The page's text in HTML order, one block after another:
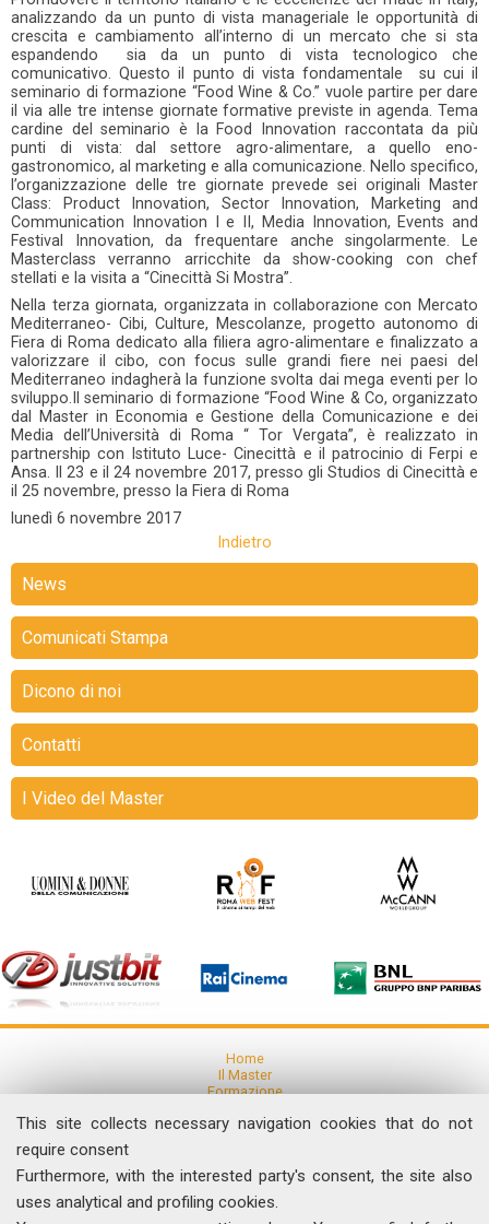
This site collects necessary navigation cookies that do not
require consent
Furthermore, with the interested party's consent, the site also
uses analytical and profiling cookies.
analizzando da un punto di vista manageriale le opportunità di
crescita e cambiamento all’interno di un mercato che si sta
espandendo sia da un punto di vista tecnologico che
comunicativo. Questo il punto di vista fondamentale su cui il
seminario di formazione “Food Wine & Co.” vuole partire per dare
il via alle tre intense giornate formative previste in agenda. Tema
cardine del seminario è la Food Innovation raccontata da più
punti di vista: dal settore agro-alimentare, a quello eno-
gastronomico, al marketing e alla comunicazione. Nello specifico,
l’organizzazione delle tre giornate prevede sei originali Master
Class: Product Innovation, Sector Innovation, Marketing and
Communication Innovation I e II, Media Innovation, Events and
Festival Innovation, da frequentare anche singolarmente. Le
Masterclass verranno arricchite da show-cooking con chef
stellati e la visita a “Cinecittà Si Mostra”.
Nella terza giornata, organizzata in collaborazione con Mercato
Mediterraneo- Cibi, Culture, Mescolanze, progetto autonomo di
Fiera di Roma dedicato alla filiera agro-alimentare e finalizzato a
valorizzare il cibo, con focus sulle grandi fiere nei paesi del
Mediterraneo indagherà la funzione svolta dai mega eventi per lo
sviluppo.Il seminario di formazione “Food Wine & Co, organizzato
dal Master in Economia e Gestione della Comunicazione e dei
Media dell’Università di Roma “ Tor Vergata”, è realizzato in
partnership con Istituto Luce- Cinecittà e il patrocinio di Ferpi e
Ansa. Il 23 e il 24 novembre 2017, presso gli Studios di Cinecittà e
il 25 novembre, presso la Fiera di Roma
lunedì 6 novembre 2017
Indietro
News
Comunicati Stampa
Dicono di noi
Contatti
I Video del Master
Home
Il Master
Formazione
Articoli e Pubblicazioni
News